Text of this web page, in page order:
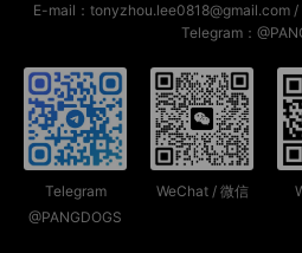
E-mail：tonyzhou.lee0818@gmail.com
Telegram：
Telegram
@PANGDOGS
WeChat / 微信